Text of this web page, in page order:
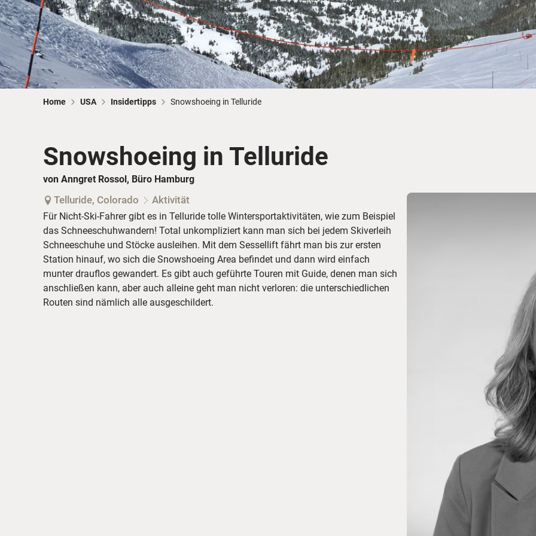
© ShaneMyersPhoto
Hawaii
Busreisen
© Chris Frey
Skireisen
Routen­vorschläge
© Swissmediavision/ ...
CANUSA-Magazin
Reisebüro-Service
Über uns
Home USA Insidertipps Snowshoeing in Telluride
Snowshoeing in Telluride
von Anngret Rossol, Büro Hamburg
Telluride, Colorado Aktivität
Für Nicht-Ski-Fahrer gibt es in Telluride tolle Wintersportaktivitäten, wie zum Beispiel
das Schneeschuhwandern! Total unkompliziert kann man sich bei jedem Skiverleih
Schneeschuhe und Stöcke ausleihen. Mit dem Sessellift fährt man bis zur ersten
Station hinauf, wo sich die Snowshoeing Area befindet und dann wird einfach
munter drauflos gewandert. Es gibt auch geführte Touren mit Guide, denen man sich
anschließen kann, aber auch alleine geht man nicht verloren: die unterschiedlichen
Routen sind nämlich alle ausgeschildert.